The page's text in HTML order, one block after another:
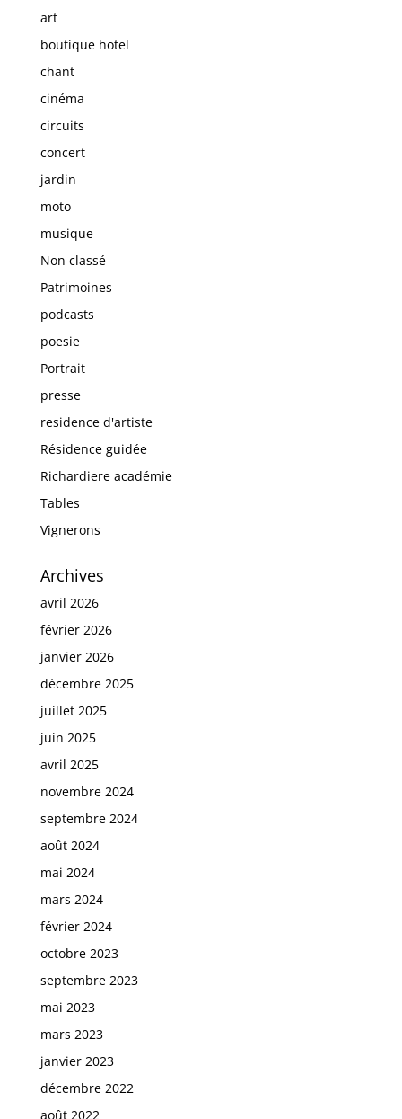
art
boutique hotel
chant
cinéma
circuits
concert
jardin
moto
musique
Non classé
Patrimoines
podcasts
poesie
Portrait
presse
residence d'artiste
Résidence guidée
Richardiere académie
Tables
Vignerons
Archives
avril 2026
février 2026
janvier 2026
décembre 2025
juillet 2025
juin 2025
avril 2025
novembre 2024
septembre 2024
août 2024
mai 2024
mars 2024
février 2024
octobre 2023
septembre 2023
mai 2023
mars 2023
janvier 2023
décembre 2022
août 2022